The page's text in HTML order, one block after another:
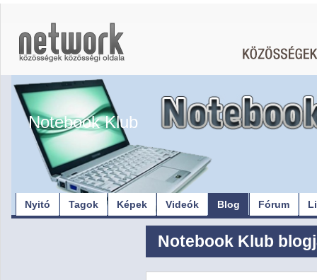
Notebook Klub
Nyitó Tagok Képek Videók Blog Fórum
Notebook Klub